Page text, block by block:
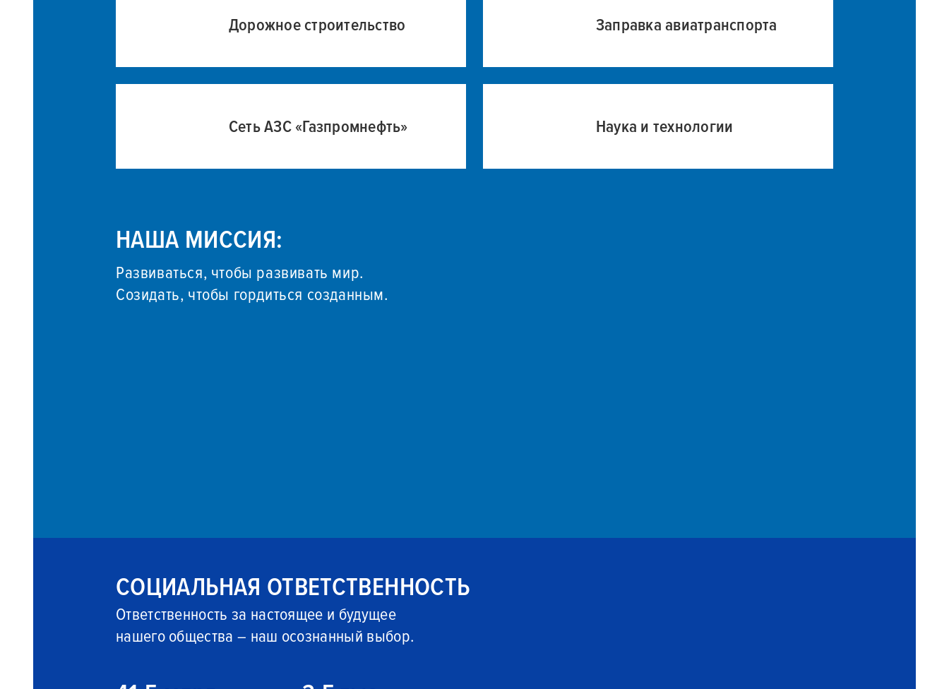
Дорожное строительство Заправка авиатранспорта
Сеть АЗС «Газпромнефть» Наука и технологии
НАША МИССИЯ:
Развиваться, чтобы развивать мир.
Созидать, чтобы гордиться созданным.
СОЦИАЛЬНАЯ ОТВЕТСТВЕННОСТЬ
Ответственность за настоящее и будущее
нашего общества – наш осознанный выбор.